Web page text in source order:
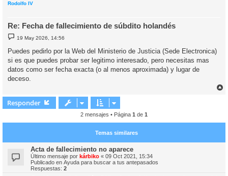
Rodolfo IV
Re: Fecha de fallecimiento de súbdito holandés
M
e
s
a
e
19 May 2026, 14:56
Puedes pedirlo por la Web del Ministerio de Justicia (Sede Electronica)
si es que puedes probar ser legitimo interesado, pero necesitas mas
datos como ser fecha exacta (o al menos aproximada) y lugar de
deceso.
a
Responder
2 mensajes • Página 1 de 1
Temas similares
Acta de fallecimiento no aparece
Último mensaje por kárbiko « 09 Oct 2021, 15:34
Publicado en Ayuda para buscar a tus antepasados
Respuestas: 2